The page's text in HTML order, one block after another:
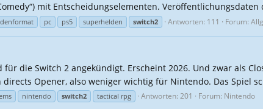
mit Entscheidungselementen. Veröffentlichungsdaten
pc ps5 superhelden switch2 Antworten: 111 Forum:
die Switch 2 angekündigt. Erscheint 2026. Und zwar als
Opener, also weniger wichtig für Nintendo. Das Spiel
nintendo switch2 tactical rpg Antworten: 201 Forum: Nintendo